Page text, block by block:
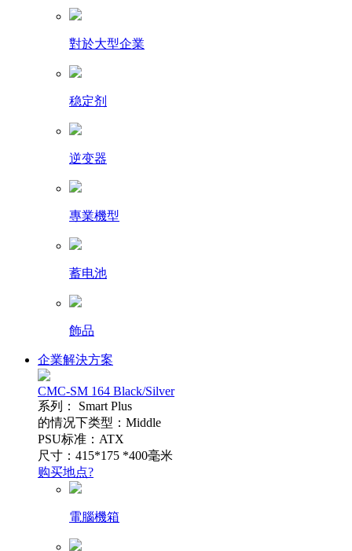
對於大型企業
稳定剂
逆变器
專業機型
蓄电池
飾品
企業解決方案
CMC-SM 164 Black/Silver
系列： Smart Plus
的情况下类型：Middle
PSU标准：ATX
尺寸：415*175 *400毫米
购买地点?
電腦機箱